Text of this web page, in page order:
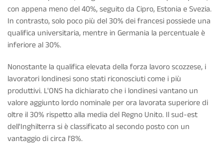
con appena meno del 40%, seguito da Cipro, Estonia e Svezia.
In contrasto, solo poco più del 30% dei francesi possiede una
qualifica universitaria, mentre in Germania la percentuale è
inferiore al 30%.
Nonostante la qualifica elevata della forza lavoro scozzese, i
lavoratori londinesi sono stati riconosciuti come i più
produttivi. L'ONS ha dichiarato che i londinesi vantano un
valore aggiunto lordo nominale per ora lavorata superiore di
oltre il 30% rispetto alla media del Regno Unito. Il sud-est
dell'Inghilterra si è classificato al secondo posto con un
vantaggio di circa l'8%.